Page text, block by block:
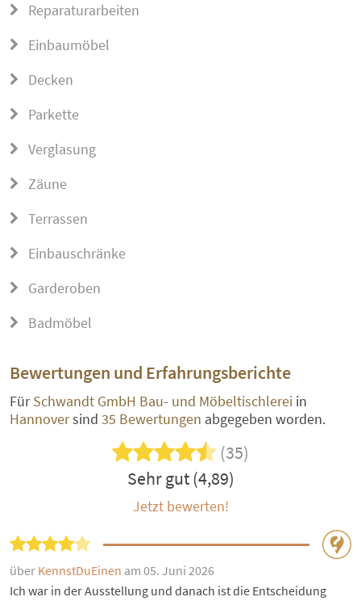
Reparaturarbeiten
Einbaumöbel
Decken
Parkette
Verglasung
Zäune
Terrassen
Einbauschränke
Garderoben
Badmöbel
Bewertungen und Erfahrungsberichte
FürSchwandt GmbH Bau- und Möbeltischlerei in
Hannoversind 35 Bewertungen abgegeben worden.
(35)
Sehr gut (4,89)
Jetzt bewerten!
über KennstDuEinen am 05. Juni 2026
Ich war in der Ausstellung und danach ist die Entscheidung